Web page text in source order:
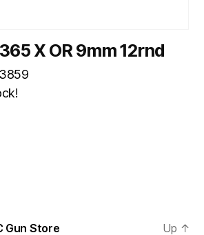
X OR 9mm 12rnd
Gun Store Up ↑